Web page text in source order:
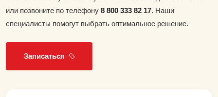
или позвоните по телефону 8 800 333 82 17. Наши
специалисты помогут выбрать оптимальное решение.
Записаться